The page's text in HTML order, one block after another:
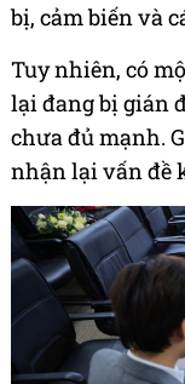
bị, cảm biến và
Tuy nhiên, có
lại đang bị gián
chưa đủ mạnh.
nhận lại vấn đề